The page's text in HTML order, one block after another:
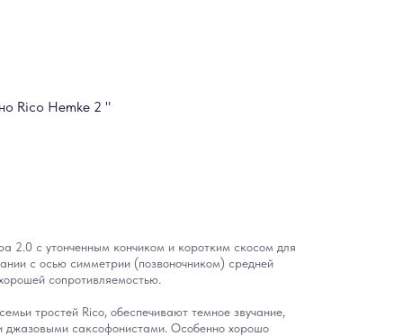
Rico Hemke 2 "
2.0 с утонченным кончиком и коротким скосом для
с осью симметрии (позвоночником) средней
сопротивляемостью.
тростей Rico, обеспечивают темное звучание,
джазовыми саксофонистами. Особенно хорошо